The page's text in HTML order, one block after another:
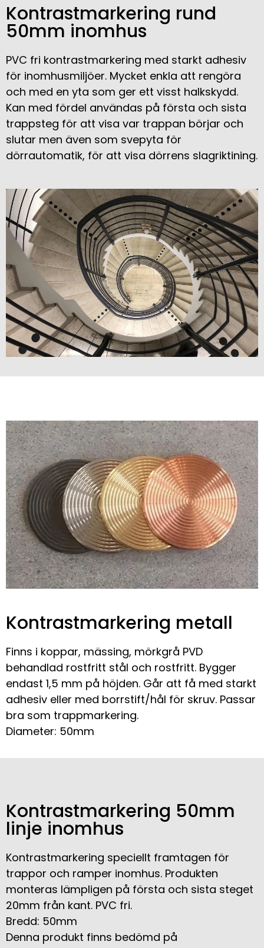
Kontrastmarkering rund
50mm inomhus
PVC fri kontrastmarkering med starkt adhesiv
för inomhusmiljöer. Mycket enkla att rengöra
och med en yta som ger ett visst halkskydd.
Kan med fördel användas på första och sista
trappsteg för att visa var trappan börjar och
slutar men även som svepyta för
dörrautomatik, för att visa dörrens slagriktining.
Kontrastmarkering metall
Finns i koppar, mässing, mörkgrå PVD
behandlad rostfritt stål och rostfritt. Bygger
endast 1,5 mm på höjden. Går att få med starkt
adhesiv eller med borrstift/hål för skruv. Passar
bra som trappmarkering.
Diameter: 50mm
Kontrastmarkering 50mm
linje inomhus
Kontrastmarkering speciellt framtagen för
trappor och ramper inomhus. Produkten
monteras lämpligen på första och sista steget
20mm från kant. PVC fri.
Bredd: 50mm
Denna produkt finns bedömd på